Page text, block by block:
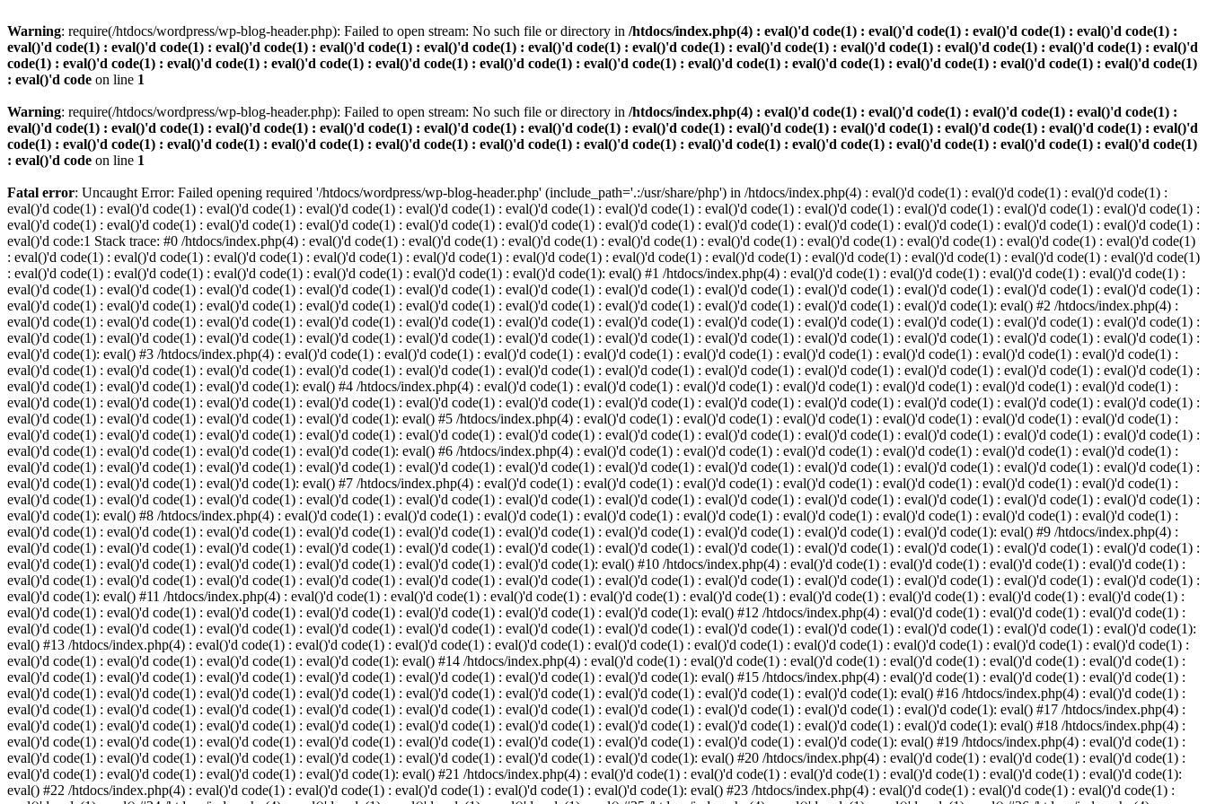
Warning: require(/htdocs/wordpress/wp-blog-header.php): Failed to open stream: No such file or directory in /htdocs/index.php(4) : eval()'d code(1) : eval()'d code(1) : eval()'d code(1) : eval()'d code(1) :
eval()'d code(1) : eval()'d code(1) : eval()'d code(1) : eval()'d code(1) : eval()'d code(1) : eval()'d code(1) : eval()'d code(1) : eval()'d code(1) : eval()'d code(1) : eval()'d code(1) : eval()'d code(1) : eval()'d
code(1) : eval()'d code(1) : eval()'d code(1) : eval()'d code(1) : eval()'d code(1) : eval()'d code(1) : eval()'d code(1) : eval()'d code(1) : eval()'d code(1) : eval()'d code(1) : eval()'d code(1) : eval()'d code(1)
: eval()'d code on line 1
Warning: require(/htdocs/wordpress/wp-blog-header.php): Failed to open stream: No such file or directory in /htdocs/index.php(4) : eval()'d code(1) : eval()'d code(1) : eval()'d code(1) : eval()'d code(1) :
eval()'d code(1) : eval()'d code(1) : eval()'d code(1) : eval()'d code(1) : eval()'d code(1) : eval()'d code(1) : eval()'d code(1) : eval()'d code(1) : eval()'d code(1) : eval()'d code(1) : eval()'d code(1) : eval()'d
code(1) : eval()'d code(1) : eval()'d code(1) : eval()'d code(1) : eval()'d code(1) : eval()'d code(1) : eval()'d code(1) : eval()'d code(1) : eval()'d code(1) : eval()'d code(1) : eval()'d code(1) : eval()'d code(1)
: eval()'d code on line 1
Fatal error: Uncaught Error: Failed opening required '/htdocs/wordpress/wp-blog-header.php' (include_path='.:/usr/share/php') in /htdocs/index.php(4) : eval()'d code(1) : eval()'d code(1) : eval()'d code(1) :
eval()'d code(1) : eval()'d code(1) : eval()'d code(1) : eval()'d code(1) : eval()'d code(1) : eval()'d code(1) : eval()'d code(1) : eval()'d code(1) : eval()'d code(1) : eval()'d code(1) : eval()'d code(1) : eval()'d code(1) :
eval()'d code(1) : eval()'d code(1) : eval()'d code(1) : eval()'d code(1) : eval()'d code(1) : eval()'d code(1) : eval()'d code(1) : eval()'d code(1) : eval()'d code(1) : eval()'d code(1) : eval()'d code(1) : eval()'d code(1) :
eval()'d code:1 Stack trace: #0 /htdocs/index.php(4) : eval()'d code(1) : eval()'d code(1) : eval()'d code(1) : eval()'d code(1) : eval()'d code(1) : eval()'d code(1) : eval()'d code(1) : eval()'d code(1) : eval()'d code(1)
: eval()'d code(1) : eval()'d code(1) : eval()'d code(1) : eval()'d code(1) : eval()'d code(1) : eval()'d code(1) : eval()'d code(1) : eval()'d code(1) : eval()'d code(1) : eval()'d code(1) : eval()'d code(1) : eval()'d code(1)
: eval()'d code(1) : eval()'d code(1) : eval()'d code(1) : eval()'d code(1) : eval()'d code(1) : eval()'d code(1): eval() #1 /htdocs/index.php(4) : eval()'d code(1) : eval()'d code(1) : eval()'d code(1) : eval()'d code(1) :
eval()'d code(1) : eval()'d code(1) : eval()'d code(1) : eval()'d code(1) : eval()'d code(1) : eval()'d code(1) : eval()'d code(1) : eval()'d code(1) : eval()'d code(1) : eval()'d code(1) : eval()'d code(1) : eval()'d code(1) :
eval()'d code(1) : eval()'d code(1) : eval()'d code(1) : eval()'d code(1) : eval()'d code(1) : eval()'d code(1) : eval()'d code(1) : eval()'d code(1) : eval()'d code(1) : eval()'d code(1): eval() #2 /htdocs/index.php(4) :
eval()'d code(1) : eval()'d code(1) : eval()'d code(1) : eval()'d code(1) : eval()'d code(1) : eval()'d code(1) : eval()'d code(1) : eval()'d code(1) : eval()'d code(1) : eval()'d code(1) : eval()'d code(1) : eval()'d code(1) :
eval()'d code(1) : eval()'d code(1) : eval()'d code(1) : eval()'d code(1) : eval()'d code(1) : eval()'d code(1) : eval()'d code(1) : eval()'d code(1) : eval()'d code(1) : eval()'d code(1) : eval()'d code(1) : eval()'d code(1) :
eval()'d code(1): eval() #3 /htdocs/index.php(4) : eval()'d code(1) : eval()'d code(1) : eval()'d code(1) : eval()'d code(1) : eval()'d code(1) : eval()'d code(1) : eval()'d code(1) : eval()'d code(1) : eval()'d code(1) :
eval()'d code(1) : eval()'d code(1) : eval()'d code(1) : eval()'d code(1) : eval()'d code(1) : eval()'d code(1) : eval()'d code(1) : eval()'d code(1) : eval()'d code(1) : eval()'d code(1) : eval()'d code(1) : eval()'d code(1) :
eval()'d code(1) : eval()'d code(1) : eval()'d code(1): eval() #4 /htdocs/index.php(4) : eval()'d code(1) : eval()'d code(1) : eval()'d code(1) : eval()'d code(1) : eval()'d code(1) : eval()'d code(1) : eval()'d code(1) :
eval()'d code(1) : eval()'d code(1) : eval()'d code(1) : eval()'d code(1) : eval()'d code(1) : eval()'d code(1) : eval()'d code(1) : eval()'d code(1) : eval()'d code(1) : eval()'d code(1) : eval()'d code(1) : eval()'d code(1) :
eval()'d code(1) : eval()'d code(1) : eval()'d code(1) : eval()'d code(1): eval() #5 /htdocs/index.php(4) : eval()'d code(1) : eval()'d code(1) : eval()'d code(1) : eval()'d code(1) : eval()'d code(1) : eval()'d code(1) :
eval()'d code(1) : eval()'d code(1) : eval()'d code(1) : eval()'d code(1) : eval()'d code(1) : eval()'d code(1) : eval()'d code(1) : eval()'d code(1) : eval()'d code(1) : eval()'d code(1) : eval()'d code(1) : eval()'d code(1) :
eval()'d code(1) : eval()'d code(1) : eval()'d code(1) : eval()'d code(1): eval() #6 /htdocs/index.php(4) : eval()'d code(1) : eval()'d code(1) : eval()'d code(1) : eval()'d code(1) : eval()'d code(1) : eval()'d code(1) :
eval()'d code(1) : eval()'d code(1) : eval()'d code(1) : eval()'d code(1) : eval()'d code(1) : eval()'d code(1) : eval()'d code(1) : eval()'d code(1) : eval()'d code(1) : eval()'d code(1) : eval()'d code(1) : eval()'d code(1) :
eval()'d code(1) : eval()'d code(1) : eval()'d code(1): eval() #7 /htdocs/index.php(4) : eval()'d code(1) : eval()'d code(1) : eval()'d code(1) : eval()'d code(1) : eval()'d code(1) : eval()'d code(1) : eval()'d code(1) :
eval()'d code(1) : eval()'d code(1) : eval()'d code(1) : eval()'d code(1) : eval()'d code(1) : eval()'d code(1) : eval()'d code(1) : eval()'d code(1) : eval()'d code(1) : eval()'d code(1) : eval()'d code(1) : eval()'d code(1) :
eval()'d code(1): eval() #8 /htdocs/index.php(4) : eval()'d code(1) : eval()'d code(1) : eval()'d code(1) : eval()'d code(1) : eval()'d code(1) : eval()'d code(1) : eval()'d code(1) : eval()'d code(1) : eval()'d code(1) :
eval()'d code(1) : eval()'d code(1) : eval()'d code(1) : eval()'d code(1) : eval()'d code(1) : eval()'d code(1) : eval()'d code(1) : eval()'d code(1) : eval()'d code(1) : eval()'d code(1): eval() #9 /htdocs/index.php(4) :
eval()'d code(1) : eval()'d code(1) : eval()'d code(1) : eval()'d code(1) : eval()'d code(1) : eval()'d code(1) : eval()'d code(1) : eval()'d code(1) : eval()'d code(1) : eval()'d code(1) : eval()'d code(1) : eval()'d code(1) :
eval()'d code(1) : eval()'d code(1) : eval()'d code(1) : eval()'d code(1) : eval()'d code(1) : eval()'d code(1): eval() #10 /htdocs/index.php(4) : eval()'d code(1) : eval()'d code(1) : eval()'d code(1) : eval()'d code(1) :
eval()'d code(1) : eval()'d code(1) : eval()'d code(1) : eval()'d code(1) : eval()'d code(1) : eval()'d code(1) : eval()'d code(1) : eval()'d code(1) : eval()'d code(1) : eval()'d code(1) : eval()'d code(1) : eval()'d code(1) :
eval()'d code(1): eval() #11 /htdocs/index.php(4) : eval()'d code(1) : eval()'d code(1) : eval()'d code(1) : eval()'d code(1) : eval()'d code(1) : eval()'d code(1) : eval()'d code(1) : eval()'d code(1) : eval()'d code(1) :
eval()'d code(1) : eval()'d code(1) : eval()'d code(1) : eval()'d code(1) : eval()'d code(1) : eval()'d code(1) : eval()'d code(1): eval() #12 /htdocs/index.php(4) : eval()'d code(1) : eval()'d code(1) : eval()'d code(1) :
eval()'d code(1) : eval()'d code(1) : eval()'d code(1) : eval()'d code(1) : eval()'d code(1) : eval()'d code(1) : eval()'d code(1) : eval()'d code(1) : eval()'d code(1) : eval()'d code(1) : eval()'d code(1) : eval()'d code(1):
eval() #13 /htdocs/index.php(4) : eval()'d code(1) : eval()'d code(1) : eval()'d code(1) : eval()'d code(1) : eval()'d code(1) : eval()'d code(1) : eval()'d code(1) : eval()'d code(1) : eval()'d code(1) : eval()'d code(1) :
eval()'d code(1) : eval()'d code(1) : eval()'d code(1) : eval()'d code(1): eval() #14 /htdocs/index.php(4) : eval()'d code(1) : eval()'d code(1) : eval()'d code(1) : eval()'d code(1) : eval()'d code(1) : eval()'d code(1) :
eval()'d code(1) : eval()'d code(1) : eval()'d code(1) : eval()'d code(1) : eval()'d code(1) : eval()'d code(1) : eval()'d code(1): eval() #15 /htdocs/index.php(4) : eval()'d code(1) : eval()'d code(1) : eval()'d code(1) :
eval()'d code(1) : eval()'d code(1) : eval()'d code(1) : eval()'d code(1) : eval()'d code(1) : eval()'d code(1) : eval()'d code(1) : eval()'d code(1) : eval()'d code(1): eval() #16 /htdocs/index.php(4) : eval()'d code(1) :
eval()'d code(1) : eval()'d code(1) : eval()'d code(1) : eval()'d code(1) : eval()'d code(1) : eval()'d code(1) : eval()'d code(1) : eval()'d code(1) : eval()'d code(1) : eval()'d code(1): eval() #17 /htdocs/index.php(4) :
eval()'d code(1) : eval()'d code(1) : eval()'d code(1) : eval()'d code(1) : eval()'d code(1) : eval()'d code(1) : eval()'d code(1) : eval()'d code(1) : eval()'d code(1) : eval()'d code(1): eval() #18 /htdocs/index.php(4) :
eval()'d code(1) : eval()'d code(1) : eval()'d code(1) : eval()'d code(1) : eval()'d code(1) : eval()'d code(1) : eval()'d code(1) : eval()'d code(1) : eval()'d code(1): eval() #19 /htdocs/index.php(4) : eval()'d code(1) :
eval()'d code(1) : eval()'d code(1) : eval()'d code(1) : eval()'d code(1) : eval()'d code(1) : eval()'d code(1) : eval()'d code(1): eval() #20 /htdocs/index.php(4) : eval()'d code(1) : eval()'d code(1) : eval()'d code(1) :
eval()'d code(1) : eval()'d code(1) : eval()'d code(1) : eval()'d code(1): eval() #21 /htdocs/index.php(4) : eval()'d code(1) : eval()'d code(1) : eval()'d code(1) : eval()'d code(1) : eval()'d code(1) : eval()'d code(1):
eval() #22 /htdocs/index.php(4) : eval()'d code(1) : eval()'d code(1) : eval()'d code(1) : eval()'d code(1) : eval()'d code(1): eval() #23 /htdocs/index.php(4) : eval()'d code(1) : eval()'d code(1) : eval()'d code(1) :